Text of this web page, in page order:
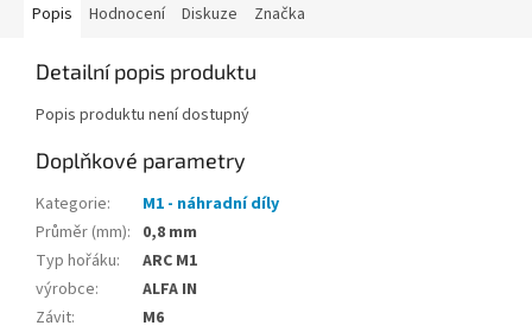
Popis Hodnocení Diskuze Značka
Detailní popis produktu
Popis produktu není dostupný
Doplňkové parametry
Kategorie:
M1 - náhradní díly
Průměr (mm): 0,8 mm
Typ hořáku:
ARC M1
výrobce:
ALFA IN
Závit:
M6